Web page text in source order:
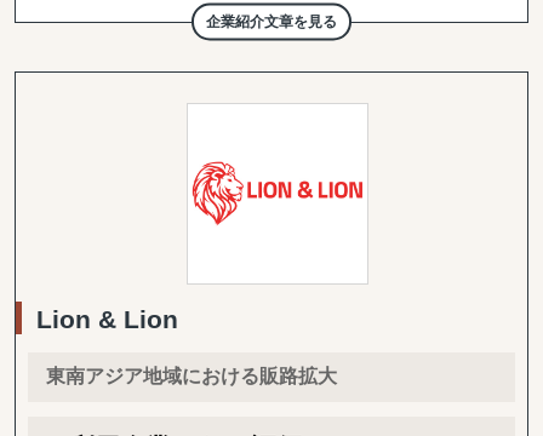
企業紹介文章を見る
ットーに様々な在日外国人対象のサービスを展開しております。具
体的なサービスとしては生活情報に関してのQ&Aプラットフォーム
ア「Guidable Japan」、在日外国人向け英会話講師・教室マッチン
い」というニーズを形にしたのが今回リリースした
「Guidable Crew」です。さらにこのサービスによって外国人が好
きなように働け、日本を経験できるような社会を目指します。
Lion & Lion
東南アジア地域における販路拡大